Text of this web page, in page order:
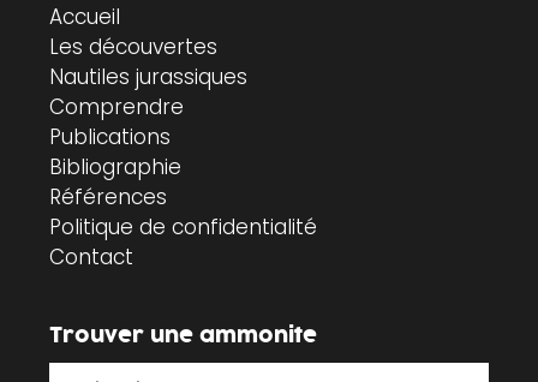
Accueil
Les découvertes
Nautiles jurassiques
Comprendre
Publications
Bibliographie
Références
Politique de confidentialité
Contact
Trouver une ammonite